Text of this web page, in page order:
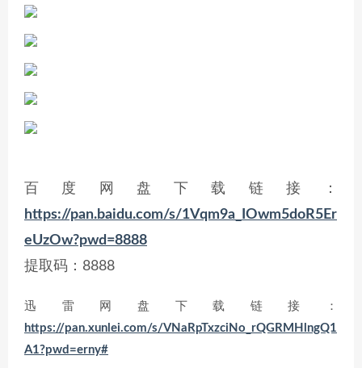
百度网盘下载链接：
https://pan.baidu.com/s/1Vqm9a_IOwm5doR5Er
eUzOw?pwd=8888
提取码：8888
迅雷网盘下载链接：
https://pan.xunlei.com/s/VNaRpTxzciNo_rQGRMHlngQ1
A1?pwd=erny#